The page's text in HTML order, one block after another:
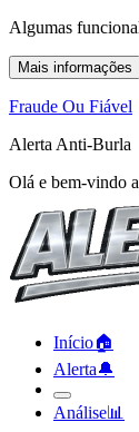
Algumas
Mais informações
Fraude Ou Fiável
Alerta Anti-Burla
Olá e bem-vindo
Início🏠︎
Alerta🔔︎
Análise📊︎